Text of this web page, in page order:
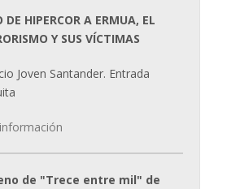
DE HIPERCOR A ERMUA, EL
Y SUS VÍCTIMAS
Joven Santander. Entrada
de "Trece entre mil" de